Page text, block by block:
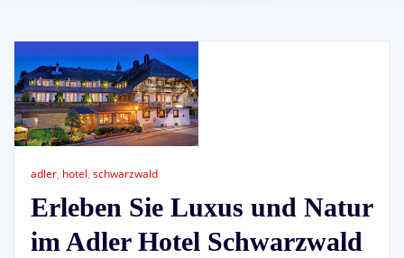
adler, hotel, schwarzwald
Erleben Sie Luxus und Natur
im Adler Hotel Schwarzwald